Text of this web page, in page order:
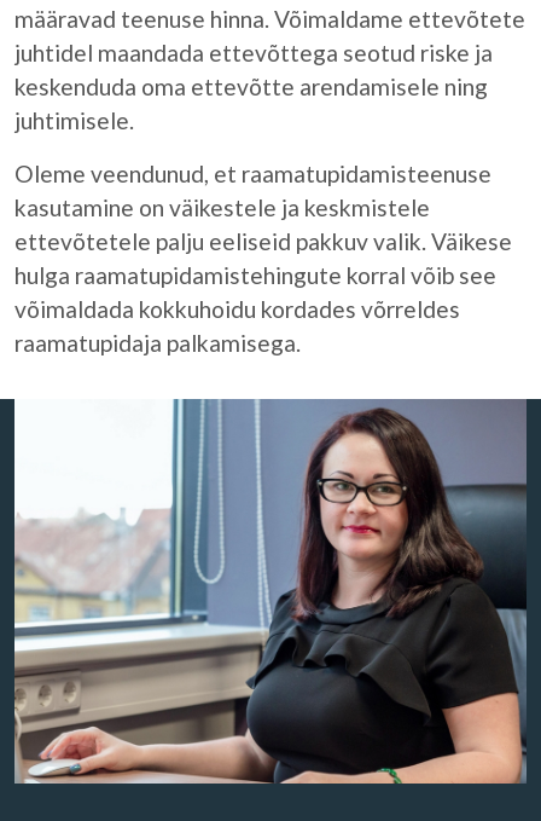
määravad teenuse hinna. Võimaldame ettevõtete
juhtidel maandada ettevõttega seotud riske ja
keskenduda oma ettevõtte arendamisele ning
juhtimisele.
Oleme veendunud, et raamatupidamisteenuse
kasutamine on väikestele ja keskmistele
ettevõtetele palju eeliseid pakkuv valik. Väikese
hulga raamatupidamistehingute korral võib see
võimaldada kokkuhoidu kordades võrreldes
raamatupidaja palkamisega.